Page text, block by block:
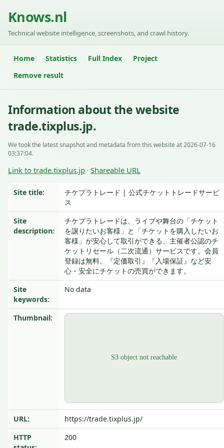
Knows.nl
Technical website intelligence, screenshots, and crawl history.
Home Statistics Full Index
Project
Remove result
Information about the website
trade.tixplus.jp.
We took the latest snapshot and metadata from this website at 2026-07-16
03:37:04.
Link to trade.tixplus.jp · Shareable URL
Site title:
チケプラトレード | 公式チケットトレードサービ
ス
Site
description:
チケプラトレードは、ライブや舞台の「チケット
を譲りたいお客様」と「チケットを購入したいお
客様」が安心して取引ができる、主催者公認のチ
ケットリセール（二次流通）サービスです。会員
登録は無料。『定価取引』『入場保証』など安
心・安全にチケットの売買ができます。
Site
keywords:
No data
Thumbnail:
URL:
https://trade.tixplus.jp/
HTTP
200